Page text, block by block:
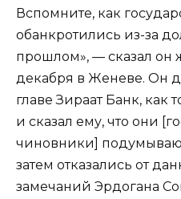
Вспомните, как
обанкротились из-за
прошлом», — сказал он
декабря в Женеве. Он
главе Зираат Банк, как
и сказал ему, что они
чиновники]
затем отказались от
замечаний Эрдогана